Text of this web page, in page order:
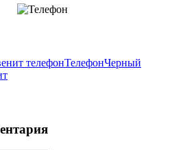
телефонТелефонЧерный